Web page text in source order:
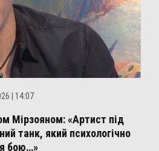
| 14:07
Мірзояном: «Артист під
танк, який психологічно
бою…»